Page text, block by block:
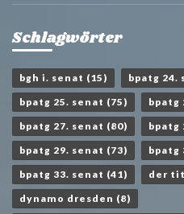
Schlagwörter
bgh i. senat (15) bpatg 24.
bpatg 25. senat (75) bpatg
bpatg 27. senat (80) bpatg
bpatg 29. senat (73) bpatg
bpatg 33. senat (41) der
dynamo dresden (8)